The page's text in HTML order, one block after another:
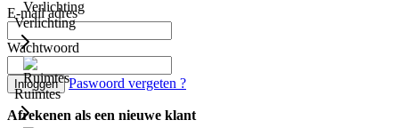
Verlichting
Ruimtes
E-mail adres
Wachtwoord
Inloggen Paswoord vergeten ?
Afrekenen als een nieuwe klant